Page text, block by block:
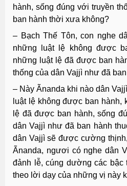
hành, sống đúng với truyền
ban hành thời xưa không?
– Bạch Thế Tôn, con nghe
những luật lệ không được
những luật lệ đã được ban
thống của dân Vajjì như đã
– Này Ãnanda khi nào dân
luật lệ không được ban hành,
lệ đã được ban hành, sống
dân Vajjì như đã ban hành
dân Vajjì sẽ được cường
Ãnanda, ngươi có nghe dân
đảnh lễ, cúng dường các
theo lời dạy của những vị này